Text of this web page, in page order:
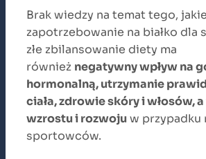
Brak wiedzy na temat tego,
zapotrzebowanie na białko
złe zbilansowanie diety ma
również negatywny wpływ na
hormonalną, utrzymanie
ciała, zdrowie skóry i włosów,
wzrostu i rozwoju w przypadku
sportowców.